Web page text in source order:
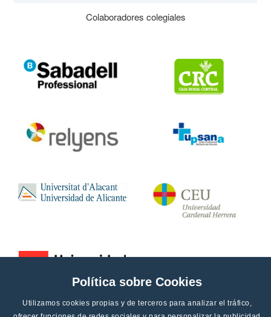
Política sobre Cookies
Utilizamos cookies propias y de terceros para analizar el tráfico,
Colaboradores colegiales